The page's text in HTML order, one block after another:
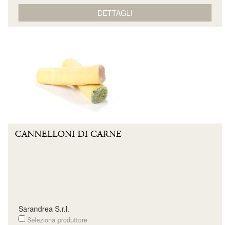
DETTAGLI
CANNELLONI DI CARNE
Sarandrea S.r.l.
Seleziona produttore